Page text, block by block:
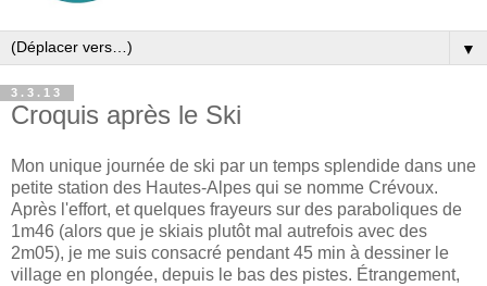
▼
3.3.13
Croquis après le Ski
Mon unique journée de ski par un temps splendide dans une
petite station des Hautes-Alpes qui se nomme Crévoux.
Après l'effort, et quelques frayeurs sur des paraboliques de
1m46 (alors que je skiais plutôt mal autrefois avec des
2m05), je me suis consacré pendant 45 min à dessiner le
village en plongée, depuis le bas des pistes. Étrangement,